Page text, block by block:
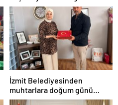
başladı
İzmit Belediyesinden
muhtarlara doğum günü
ziyareti